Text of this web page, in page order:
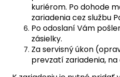
kuriérom. Po dohode
zariadenia cez službu
Po odoslaní Vám
zásielky.
Za servisný úkon
prevzatí zariadenia, na